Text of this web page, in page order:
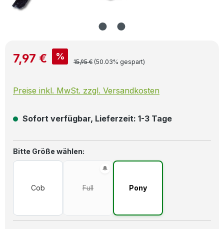
Verkaufspreis:
7,97 € % Regulärer Preis:
15,95 € (50.03% gespart)
Preise inkl. MwSt. zzgl. Versandkosten
Sofort verfügbar, Lieferzeit: 1-3 Tage
Bitte Größe wählen:
Cob Full(Diese Option ist zurzeit nicht verfügbar.)
Pony